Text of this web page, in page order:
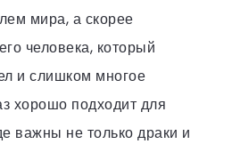
мира, а скорее
человека, который
и слишком многое
хорошо подходит для
важны не только драки и